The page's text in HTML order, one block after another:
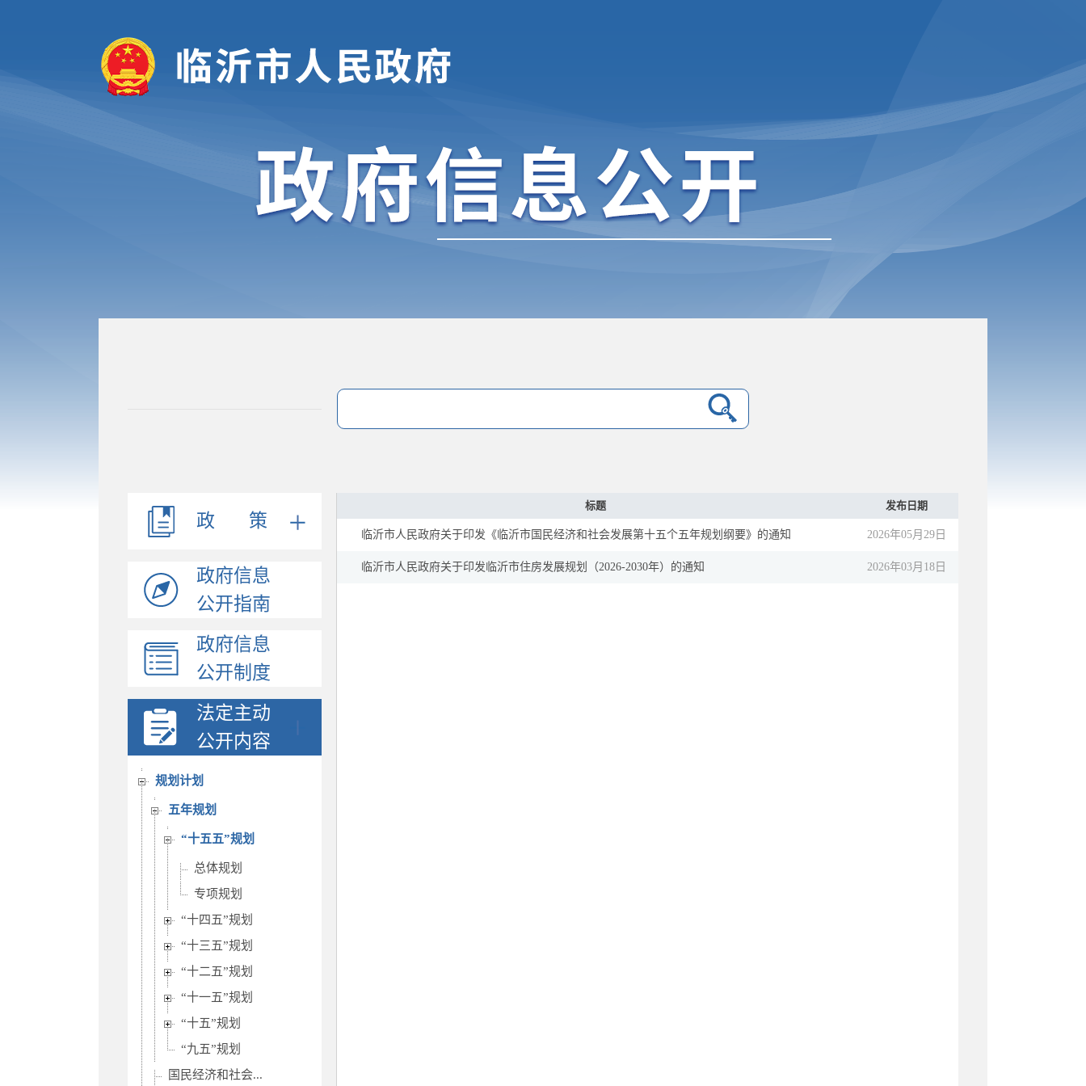
政 策
政府信息
公开指南
政府信息
公开制度
法定主动
公开内容
法规文件
机构职能
会议公开
决策公开
人事信息
规划计划
五年规划
“十五五”规划
总体规划
专项规划
“十四五”规划
“十三五”规划
“十二五”规划
“十一五”规划
“十五”规划
“九五”规划
国民经济和社会...
标题 发布日期
临沂市人民政府关于印发《临沂市国民经济和社会发展第十五个五年规划纲要》的通知 2026年05月29日
临沂市人民政府关于印发临沂市住房发展规划（2026-2030年）的通知 2026年03月18日